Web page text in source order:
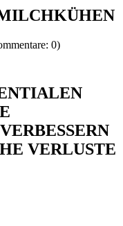
0)
VERLUSTE